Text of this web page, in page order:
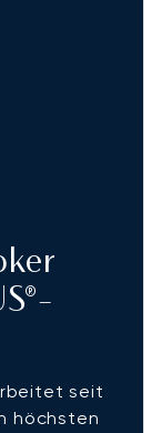
seit
höchsten